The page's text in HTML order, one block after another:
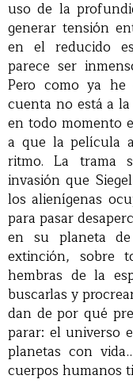
uso de la
generar tensión
en el reducido
parece ser
Pero como ya
cuenta no está a
en todo momento
a que la película
ritmo. La trama
invasión que
los alienígenas
para pasar
en su planeta
extinción, sobre
hembras de la
buscarlas y
dan de por qué
parar: el universo
planetas con
cuerpos humanos